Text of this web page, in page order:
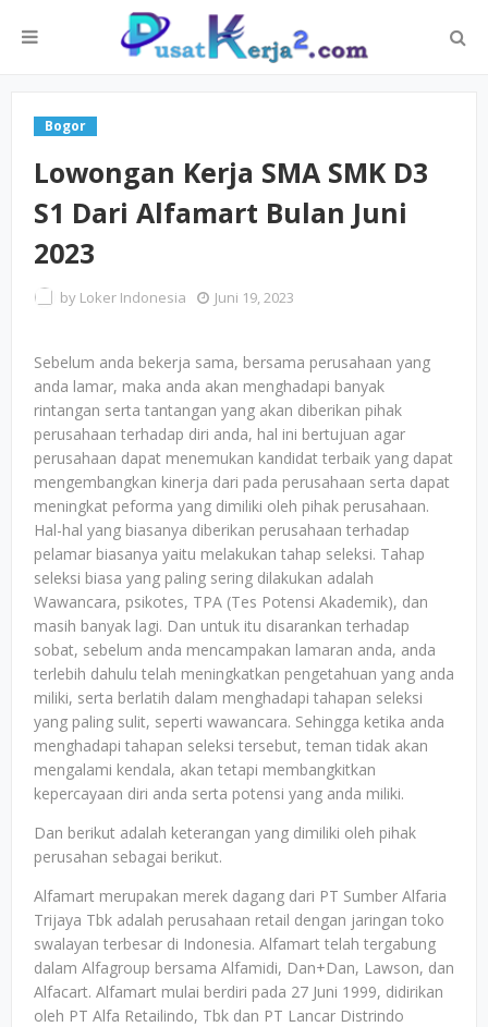
Bogor
Lowongan Kerja SMA SMK D3
S1 Dari Alfamart Bulan Juni
2023
by Loker Indonesia Juni 19, 2023
Sebelum anda bekerja sama, bersama perusahaan yang
anda lamar, maka anda akan menghadapi banyak
rintangan serta tantangan yang akan diberikan pihak
perusahaan terhadap diri anda, hal ini bertujuan agar
perusahaan dapat menemukan kandidat terbaik yang dapat
mengembangkan kinerja dari pada perusahaan serta dapat
meningkat peforma yang dimiliki oleh pihak perusahaan.
Hal-hal yang biasanya diberikan perusahaan terhadap
pelamar biasanya yaitu melakukan tahap seleksi. Tahap
seleksi biasa yang paling sering dilakukan adalah
Wawancara, psikotes, TPA (Tes Potensi Akademik), dan
masih banyak lagi. Dan untuk itu disarankan terhadap
sobat, sebelum anda mencampakan lamaran anda, anda
terlebih dahulu telah meningkatkan pengetahuan yang anda
miliki, serta berlatih dalam menghadapi tahapan seleksi
yang paling sulit, seperti wawancara. Sehingga ketika anda
menghadapi tahapan seleksi tersebut, teman tidak akan
mengalami kendala, akan tetapi membangkitkan
kepercayaan diri anda serta potensi yang anda miliki.
Dan berikut adalah keterangan yang dimiliki oleh pihak
perusahan sebagai berikut.
Alfamart merupakan merek dagang dari PT Sumber Alfaria
Trijaya Tbk adalah perusahaan retail dengan jaringan toko
swalayan terbesar di Indonesia. Alfamart telah tergabung
dalam Alfagroup bersama Alfamidi, Dan+Dan, Lawson, dan
Alfacart. Alfamart mulai berdiri pada 27 Juni 1999, didirikan
oleh PT Alfa Retailindo, Tbk dan PT Lancar Distrindo